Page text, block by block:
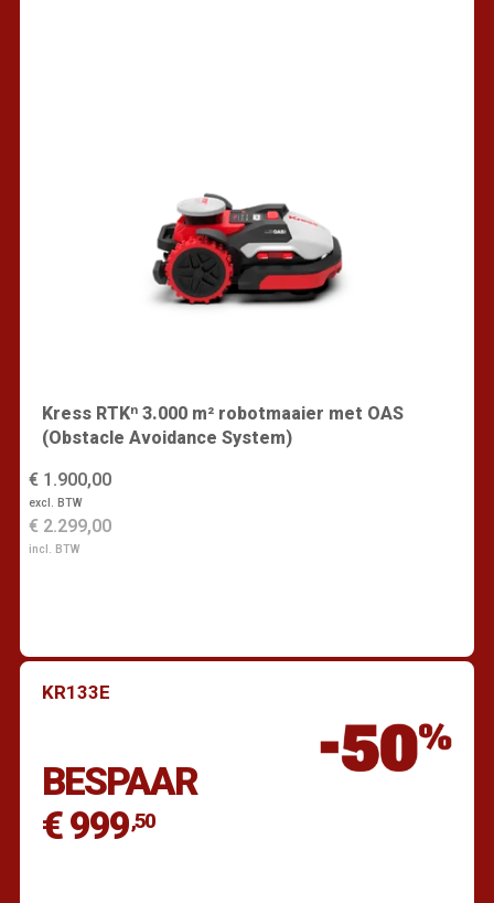
Kress RTKⁿ 3.000 m² robotmaaier met OAS
(Obstacle Avoidance System)
€ 1.900,00
excl. BTW
€ 2.299,00
incl. BTW
KR133E
BESPAAR
€ 999,50